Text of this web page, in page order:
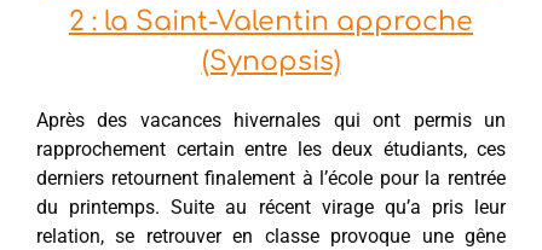
2 : la Saint-Valentin approche
(Synopsis)
Après des vacances hivernales qui ont permis un
rapprochement certain entre les deux étudiants, ces
derniers retournent finalement à l’école pour la rentrée
du printemps. Suite au récent virage qu’a pris leur
relation, se retrouver en classe provoque une gêne